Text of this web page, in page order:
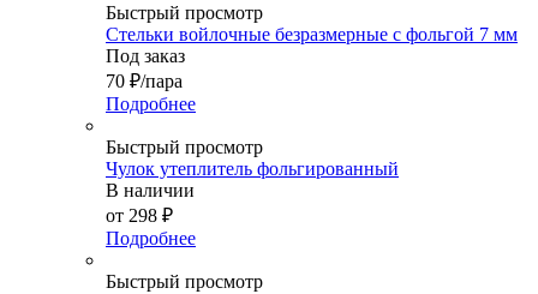
Быстрый просмотр
Стельки войлочные безразмерные с фольгой 7 мм
Под заказ
70 ₽/пара
Подробнее
Быстрый просмотр
Чулок утеплитель фольгированный
В наличии
от 298 ₽
Подробнее
Быстрый просмотр